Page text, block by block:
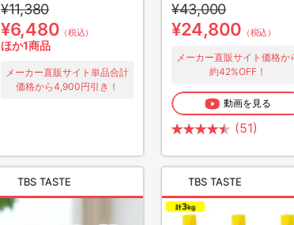
¥11,380
¥6,480 （税込）
ほか1商品
メーカー直販サイト単品合計
価格から4,900円引き！
転ローラー
¥43,000
¥24,800 （税込）
メーカー直販サイト価格か
約42%OFF！
動画を見る
(51)
TBS TASTE TBS TASTE